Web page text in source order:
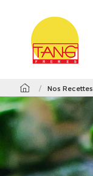
/ Nos Recettes